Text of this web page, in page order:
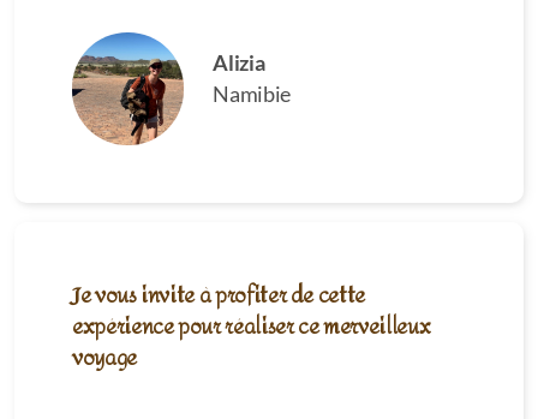
Alizia
Namibie
Je vous invite à profiter de cette
expérience pour réaliser ce merveilleux
voyage